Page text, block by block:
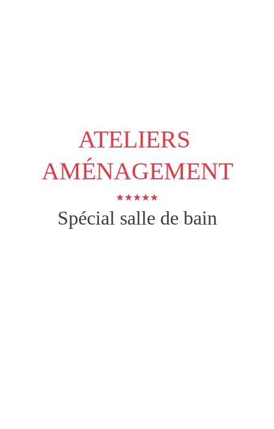
ATELIERS
AMÉNAGEMENT
Spécial salle de bain
★★★★★